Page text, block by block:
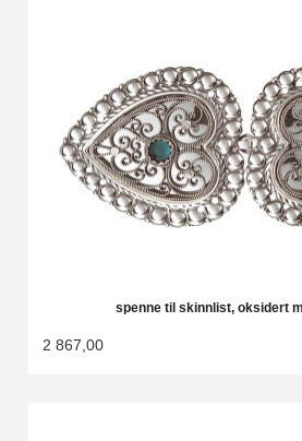
spenne til skinnlist, oksidert
2 867,00